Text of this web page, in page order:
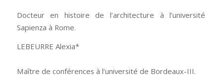
Docteur en histoire de l’architecture à l’université
Sapienza à Rome.
LEBEURRE Alexia*
Maître de conférences à l’université de Bordeaux-III.